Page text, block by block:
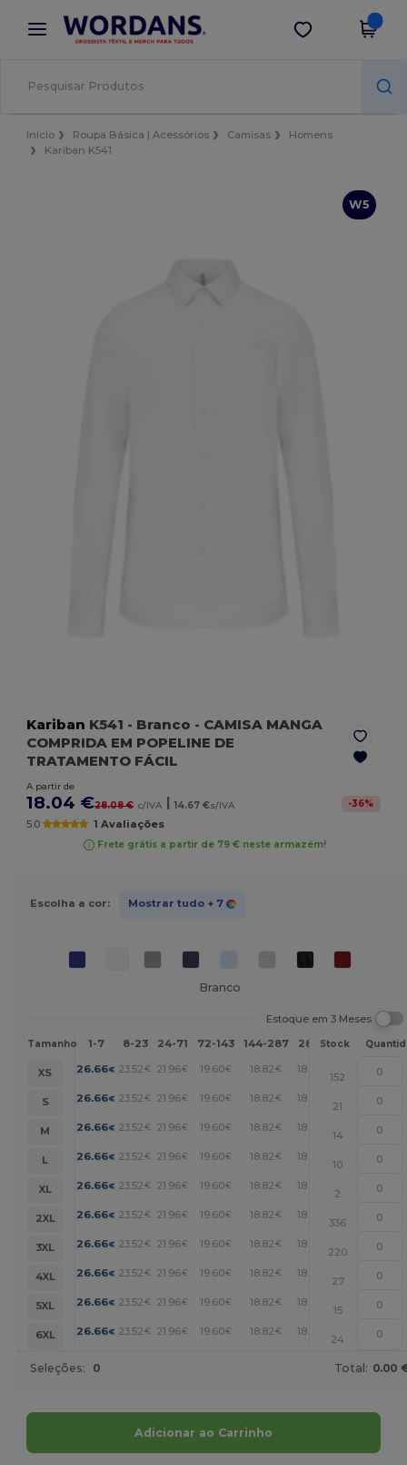
× App Wordans
Melhores preços na app!
Obter app
Início Roupa Básica | Acessórios Camisas
Homens
Kariban K541
W5
Kariban K541 - Branco - CAMISA MANGA
COMPRIDA EM POPELINE DE
TRATAMENTO FÁCIL
A partir de
18.04 €28.08 € c/IVA | 14.67 €s/IVA -36%
5.0 1 Avaliações
Frete grátis a partir de 79 € neste armazém!
Escolha a cor: Mostrar tudo + 7
Branco
Estoque em 3 Meses
Tamanho 1-7 8-23 24-71 72-143 144-287 288 + Mais
Stock
XS 26.66€ 23.52 € 21.96€ 19.60€ 18.82 € 18.04
152
S
26.66€ 23.52 € 21.96€ 19.60€ 18.82 € 18.04
21
M
26.66€ 23.52 € 21.96€ 19.60€ 18.82 € 18.04
14
L
26.66€ 23.52 € 21.96€ 19.60€ 18.82 € 18.04
10
XL
26.66€ 23.52 € 21.96€ 19.60€ 18.82 € 18.04
2
2XL
26.66€ 23.52 € 21.96€ 19.60€ 18.82 € 18.04
336
3XL
26.66€ 23.52 € 21.96€ 19.60€ 18.82 € 18.04 +
220
4XL
26.66€ 23.52 € 21.96€ 19.60€ 18.82 € 18.04
27
5XL
26.66€ 23.52 € 21.96€ 19.60€ 18.82 € 18.04
15
6XL
26.66€ 23.52 € 21.96€ 19.60€ 18.82 € 18.04
24
Seleções: 0 Total: 0.00
Adicionar ao Carrinho